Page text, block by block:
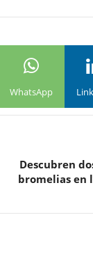
WhatsApp
Descubren
bromelias en